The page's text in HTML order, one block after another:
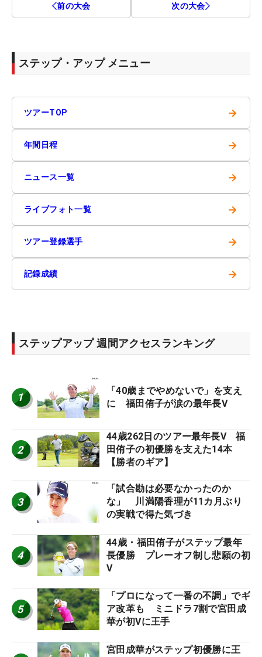
前の大会 次の大会
ステップ・アップ メニュー
ツアーTOP →
年間日程 →
ニュース一覧 →
ライブフォト一覧 →
ツアー登録選手 →
記録成績 →
ステップアップ 週間アクセスランキング
1
「40歳までやめないで」を支え
に 福田侑子が涙の最年長V
2
44歳262日のツアー最年長V 福
田侑子の初優勝を支えた14本
【勝者のギア】
3
「試合勘は必要なかったのか
な」 川満陽香理が11カ月ぶり
の実戦で得た気づき
4
44歳・福田侑子がステップ最年
長優勝 プレーオフ制し悲願の初
V
5
「プロになって一番の不調」でギ
ア改革も ミニドラ7割で宮田成
華が初Vに王手
宮田成華がステップ初優勝に王